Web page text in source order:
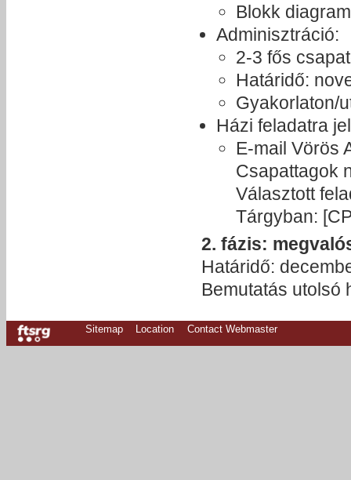
Blokk
Adminisztráció:
2-3 fős
Határidő:
Gyakorlaton/
Házi feladatra
E-mail Vörös
Csapattagok
Választott
Tárgyban:
2. fázis:
Határidő:
Bemutatás utolsó
Sitemap Location Contact Webmaster